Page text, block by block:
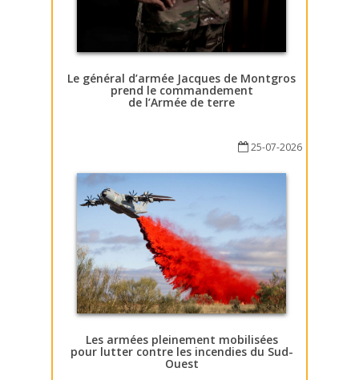
Le général d’armée Jacques de Montgros
prend le commandement
de l’Armée de terre
25-07-2026
Les armées pleinement mobilisées
pour lutter contre les incendies du Sud-
Ouest